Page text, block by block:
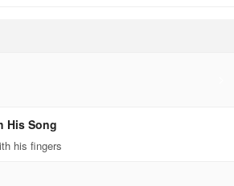
His Song
his fingers